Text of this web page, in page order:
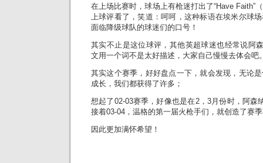
在上场比赛时，球场上有枪迷打出了“Have Faith”
上球评看了，笑道：呵呵，这种标语在埃米尔球
面临降级球队的球迷们的口号！
其实不止是这位球评，其他英超球迷也经常说阿
文用一个词不是太好描述，大家自己慢慢去体会吧
其实这个赛季，好好盘点一下，就会发现，无论
成长，我们都获得了许多；
想起了02-03赛季，好像也是在2，3月份时，阿森
接着03-04，温格的第一届火枪手们，就创造了赛
因此更加满怀希望！